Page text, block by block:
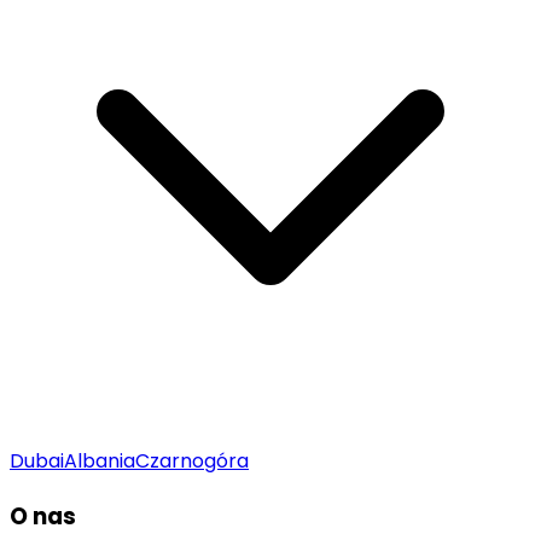
DubaiAlbaniaCzarnogóra
O nas